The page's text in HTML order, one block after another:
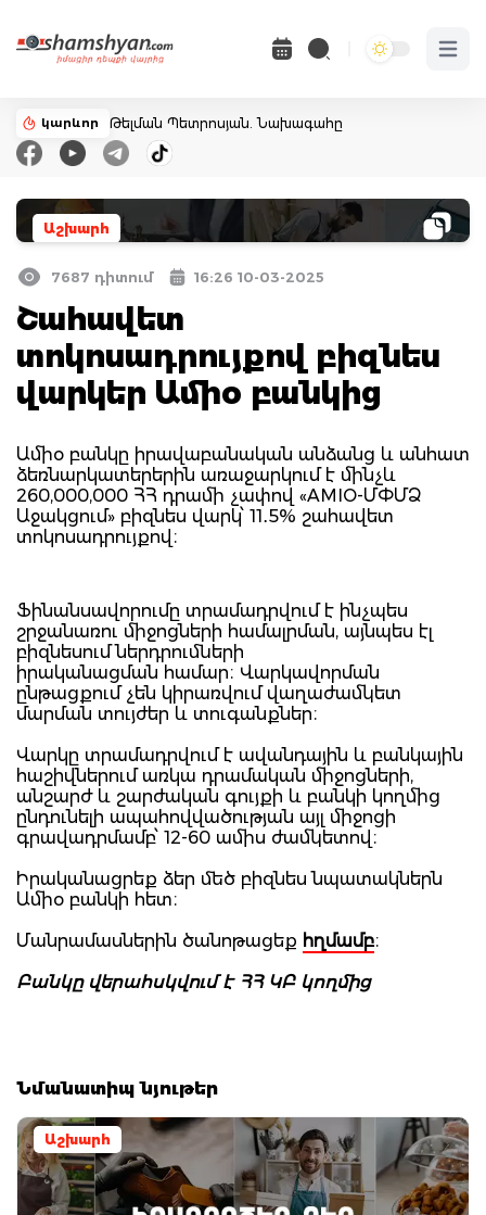
Open
կարևոր Թելման Պետրոսյան. Նախագահը
Աշխարհ
7687 դիտում 16:26 10-03-2025
Շահավետ
տոկոսադրույքով բիզնես
վարկեր Ամիօ բանկից
Ամիօ բանկը իրավաբանական անձանց և անհատ
ձեռնարկատերերին առաջարկում է մինչև
260,000,000 ՀՀ դրամի չափով «AMIO-ՄՓՄՁ
Աջակցում» բիզնես վարկ՝ 11․5% շահավետ
տոկոսադրույքով։
Ֆինանսավորումը տրամադրվում է ինչպես
շրջանառու միջոցների համալրման, այնպես էլ
բիզնեսում ներդրումների
իրականացման համար։ Վարկավորման
ընթացքում չեն կիրառվում վաղաժամկետ
մարման տույժեր և տուգանքներ։
Վարկը տրամադրվում է ավանդային և բանկային
հաշիվներում առկա դրամական միջոցների,
անշարժ և շարժական գույքի և բանկի կողմից
ընդունելի ապահովվածության այլ միջոցի
գրավադրմամբ՝ 12-60 ամիս ժամկետով։
Իրականացրեք ձեր մեծ բիզնես նպատակներն
Ամիօ բանկի հետ։
Մանրամասներին ծանոթացեք հղմամբ։
Բանկը վերահսկվում է ՀՀ ԿԲ կողմից
Նմանատիպ նյութեր
Աշխարհ